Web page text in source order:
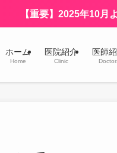
【重要】2025年10月
ホーム
Home
医院紹介
Clinic
医師